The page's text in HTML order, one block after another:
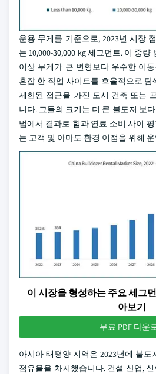
운용 무게를 기준으로, 2023년 시장
는 10,000-30,000 kg 세그먼트. 이 중
이상 무게가 큰 변형보다 우수한 이
혼잡 한 작업 사이트를 효율적으로 탐
제한된 접근을 가진 도시 건축 또는
니다. 그들의 크기는 더 큰 불도저 보
법에서 결과로 힘과 연료 소비 사이
는 고객 및 아마도 환경 이점을 위해
이 시장을 형성하는 주요 세그
아보기
무료 PDF 다운
아시아 태평양 지역은 2023년에 불
점유율을 차지했습니다. 건설 산업,